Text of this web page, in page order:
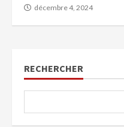
décembre 4, 2024
RECHERCHER